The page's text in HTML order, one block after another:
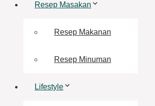
Resep Masakan
Resep Makanan
Resep Minuman
Lifestyle